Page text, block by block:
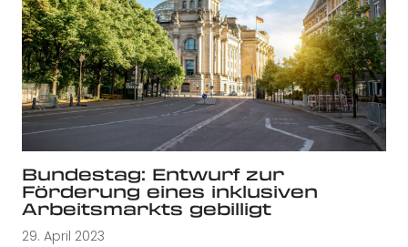
Bundestag: Entwurf zur
Förderung eines inklusiven
Arbeits­markts gebilligt
29. April 2023